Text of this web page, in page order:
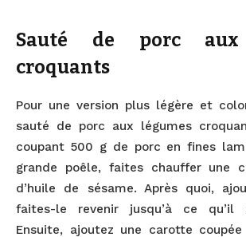
Sauté de porc aux
croquants
Pour une version plus légère et
sauté de porc aux légumes
coupant 500 g de porc en fines
grande poêle, faites chauffer une
d’huile de sésame. Après quoi,
faites-le revenir jusqu’à ce
Ensuite, ajoutez une carotte